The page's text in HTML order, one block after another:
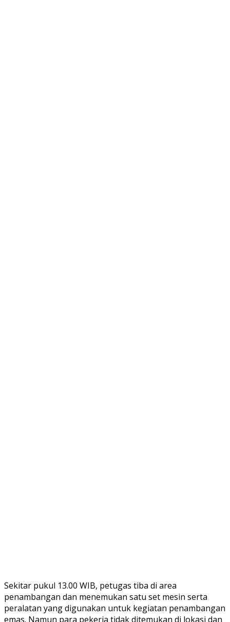
Sekitar pukul 13.00 WIB, petugas tiba di area
penambangan dan menemukan satu set mesin serta
peralatan yang digunakan untuk kegiatan penambangan
emas. Namun para pekerja tidak ditemukan di lokasi dan